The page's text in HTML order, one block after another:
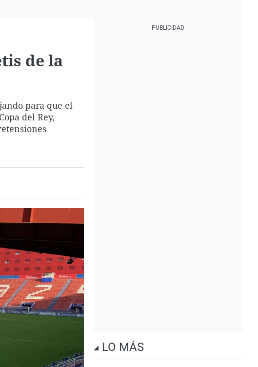
de la
para que el
del Rey,
LO MÁS